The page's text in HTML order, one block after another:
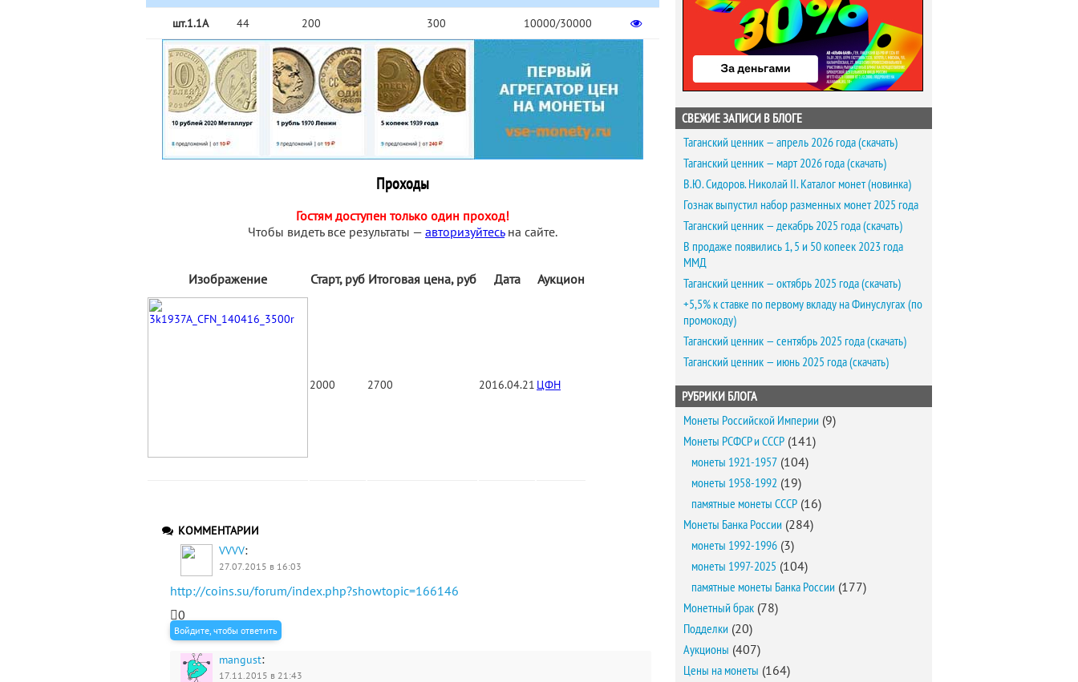
шт.1.1А 44 200 300 10000/30000
Проходы
Гостям доступен только один проход!
Чтобы видеть все результаты — авторизуйтесьна сайте.
Изображение Старт, руб Итоговая цена, руб Дата Аукцион
2000 2700 2016.04.21 ЦФН
КОММЕНТАРИИ
VVVV:
27.07.2015 в 16:03
http://coins.su/forum/index.php?showtopic=166146
0
Войдите, чтобы ответить
mangust:
17.11.2015 в 21:43
СВЕЖИЕ ЗАПИСИ В БЛОГЕ
Таганский ценник — апрель 2026 года (скачать)
Таганский ценник — март 2026 года (скачать)
В.Ю. Сидоров. Николай II. Каталог монет (новинка)
Гознак выпустил набор разменных монет 2025 года
Таганский ценник — декабрь 2025 года (скачать)
В продаже появились 1, 5 и 50 копеек 2023 года
ММД
Таганский ценник — октябрь 2025 года (скачать)
+5,5% к ставке по первому вкладу на Финуслугах (по
промокоду)
Таганский ценник — сентябрь 2025 года (скачать)
Таганский ценник — июнь 2025 года (скачать)
РУБРИКИ БЛОГА
Монеты Российской Империи (9)
Монеты РСФСР и СССР (141)
монеты 1921-1957 (104)
монеты 1958-1992 (19)
памятные монеты СССР (16)
Монеты Банка России (284)
монеты 1992-1996 (3)
монеты 1997-2025 (104)
памятные монеты Банка России (177)
Монетный брак (78)
Подделки (20)
Аукционы (407)
Цены на монеты (164)